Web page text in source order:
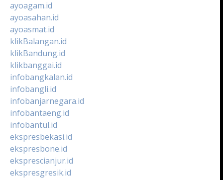
ayoagam.id
ayoasahan.id
ayoasmat.id
klikBalangan.id
klikBandung.id
klikbanggai.id
infobangkalan.id
infobangli.id
infobanjarnegara.id
infobantaeng.id
infobantul.id
ekspresbekasi.id
ekspresbone.id
eksprescianjur.id
ekspresgresik.id